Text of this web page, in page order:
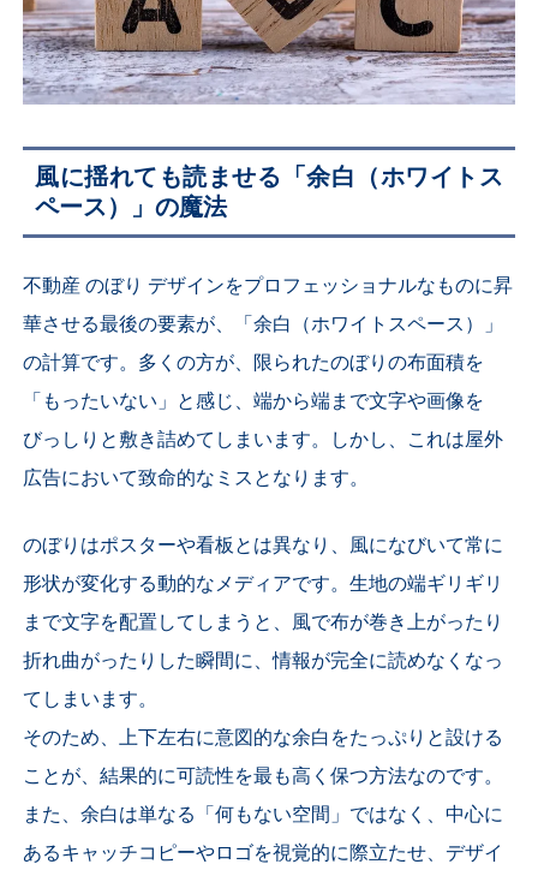
風に揺れても読ませる「余白（ホワイトス
ペース）」の魔法
不動産 のぼり デザインをプロフェッショナルなものに昇
華させる最後の要素が、「余白（ホワイトスペース）」
の計算です。多くの方が、限られたのぼりの布面積を
「もったいない」と感じ、端から端まで文字や画像を
びっしりと敷き詰めてしまいます。しかし、これは屋外
広告において致命的なミスとなります。
のぼりはポスターや看板とは異なり、風になびいて常に
形状が変化する動的なメディアです。生地の端ギリギリ
まで文字を配置してしまうと、風で布が巻き上がったり
折れ曲がったりした瞬間に、情報が完全に読めなくなっ
てしまいます。
そのため、上下左右に意図的な余白をたっぷりと設ける
ことが、結果的に可読性を最も高く保つ方法なのです。
また、余白は単なる「何もない空間」ではなく、中心に
あるキャッチコピーやロゴを視覚的に際立たせ、デザイ